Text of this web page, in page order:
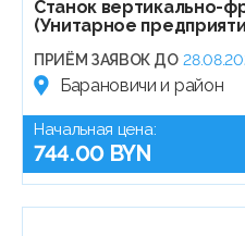
Станок вертикально-
(Унитарное
ПРИЁМ ЗАЯВОК ДО
Барановичи и район
Начальная цена:
744.00 BYN